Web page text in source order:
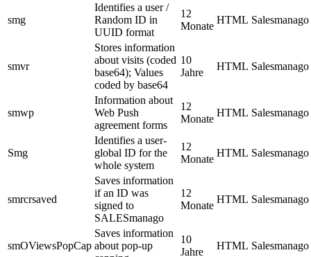
smg
Identifies a user /
Random ID in
UUID format
12
Monate
HTML Salesmanago
smvr
Stores information
about visits (coded
base64); Values
coded by base64
10
Jahre
HTML Salesmanago
smwp
Information about
Web Push
agreement forms
12
Monate
HTML Salesmanago
Smg
Identifies a user-
global ID for the
whole system
12
Monate
HTML Salesmanago
smrcrsaved
Saves information
if an ID was
signed to
SALESmanago
12
Monate
HTML Salesmanago
smOViewsPopCap
Saves information
about pop-up
10
Jahre
HTML Salesmanago